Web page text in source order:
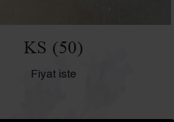
KS (50)
Fiyat iste